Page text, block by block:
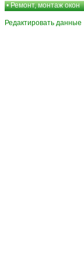
•Ремонт, монтаж окон
Редактировать данные